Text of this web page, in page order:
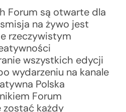
Forum są otwarte dla
na żywo jest
rzeczywistym
wszystkich edycji
wydarzeniu na kanale
Polska
Forum
zostać każdy